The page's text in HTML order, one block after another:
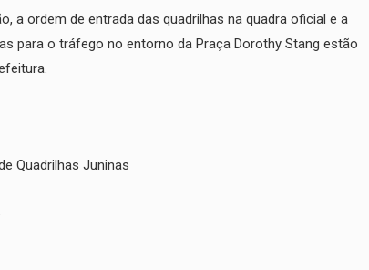
a ordem de entrada das quadrilhas na quadra oficial e a
para o tráfego no entorno da Praça Dorothy Stang estão
Quadrilhas Juninas